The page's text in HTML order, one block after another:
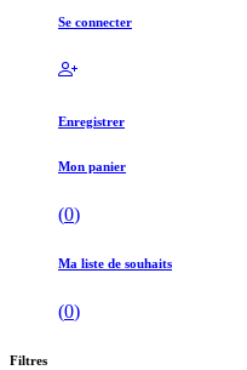
Se connecter
Enregistrer
Mon panier
(0)
Ma liste de souhaits
(0)
Filtres